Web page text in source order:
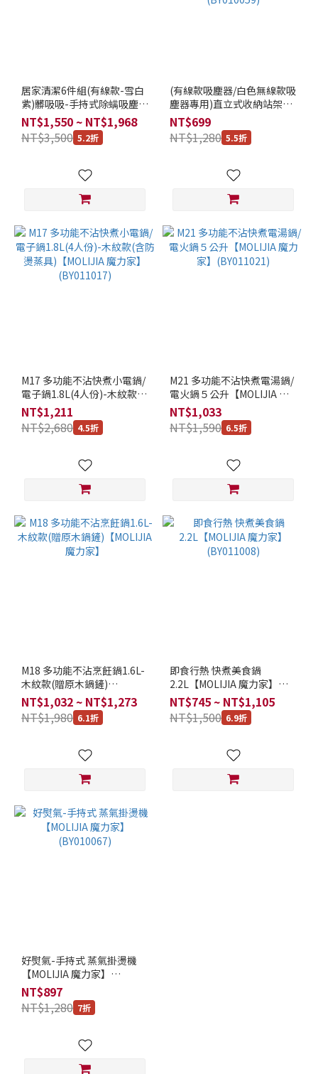
居家清潔6件組(有線款-雪白
紫)髒吸吸-手持式除螨吸塵器
【MOLIJIA 魔力家】
(BY010059)
NT$1,550 ~ NT$1,968
NT$3,500 5.2折
(有線款吸塵器/白色無線款吸
塵器專用)直立式收納站架●
不含主機●髒吸吸-手持式除
螨吸塵器【MOLIJIA 魔力
家】(BY010059)
NT$699
NT$1,280 5.5折
M17 多功能不沾快煮小電鍋/
電子鍋1.8L(4人份)-木紋款
(含防燙蒸具)【MOLIJIA 魔力
家】(BY011017)
NT$1,211
NT$2,680 4.5折
M21 多功能不沾快煮電湯鍋/
電火鍋５公升【MOLIJIA 魔
力家】(BY011021)
NT$1,033
NT$1,590 6.5折
M18 多功能不沾烹飪鍋1.6L-
木紋款(贈原木鍋鏟)
【MOLIJIA 魔力家】
NT$1,032 ~ NT$1,273
NT$1,980 6.1折
即食行熱 快煮美食鍋
2.2L【MOLIJIA 魔力家】
(BY011008)
NT$745 ~ NT$1,105
NT$1,500 6.9折
好熨氣-手持式 蒸氣掛燙機
【MOLIJIA 魔力家】
(BY010067)
NT$897
NT$1,280 7折